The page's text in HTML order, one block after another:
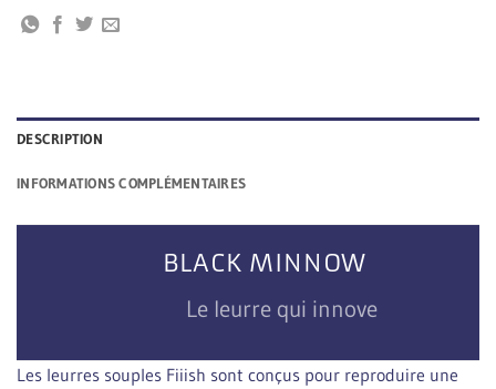
DESCRIPTION
INFORMATIONS COMPLÉMENTAIRES
BLACK MINNOW
Le leurre qui innove
Les leurres souples Fiiish sont conçus pour reproduire une